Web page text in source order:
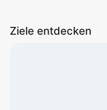
Ziele entdecken